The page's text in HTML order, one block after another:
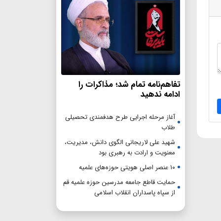
تفاهم‌نامه تمام شد؛ مذاکرات را
ادامه ندهید
آغاز مرحله اجرایی طرح هدفمندی تحصیلی
طلاب
شهید علی لاریجانی الگوی دانش، مدیریت،
معنویت و ارادت به رهبری بود
۱۰ عنصر اصلی هویتی حوزه‌های علمیه
حمایت قاطع جامعه مدرسین حوزه علمیه قم
از سپاه پاسداران انقلاب اسلامی